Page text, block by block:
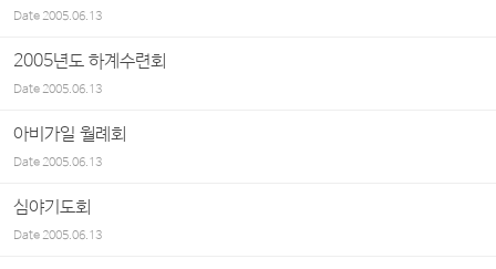
Date2005.06.13
2005년도 하계수련회
Date2005.06.13
아비가일 월례회
Date2005.06.13
심야기도회
Date2005.06.13